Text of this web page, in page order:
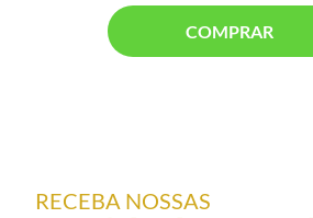
COMPRAR
RECEBA NOSSAS